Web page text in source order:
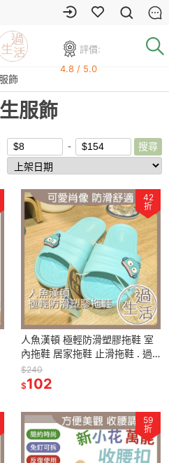
評價:
4.8 / 5.0
飾
服飾
42
折
人魚漢頓 極輕防滑塑膠拖鞋 室
內拖鞋 居家拖鞋 止滑拖鞋 . 過
生活
$240
$102
59
折